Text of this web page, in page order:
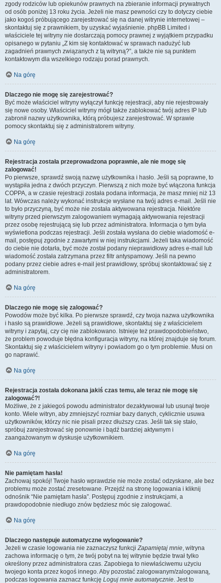
zgody rodziców lub opiekunów prawnych na zbieranie informacji prywatnych
od osób poniżej 13 roku życia. Jeżeli nie masz pewności czy to dotyczy ciebie
jako kogoś próbującego zarejestrować się na danej witrynie internetowej –
skontaktuj się z prawnikiem, by uzyskać wyjaśnienie. phpBB Limited i
właściciele tej witryny nie dostarczają pomocy prawnej z wyjątkiem przypadku
opisanego w pytaniu „Z kim się kontaktować w sprawach nadużyć lub
zagadnień prawnych związanych z tą witryną?”, a także nie są punktem
kontaktowym dla wszelkiego rodzaju porad prawnych.
Na górę
Dlaczego nie mogę się zarejestrować?
Być może właściciel witryny wyłączył funkcję rejestracji, aby nie rejestrowały
się nowe osoby. Właściciel witryny mógł także zablokować twój adres IP lub
zabronił nazwy użytkownika, którą próbujesz zarejestrować. W sprawie
pomocy skontaktuj się z administratorem witryny.
Na górę
Rejestracja została przeprowadzona poprawnie, ale nie mogę się
zalogować!
Po pierwsze, sprawdź swoją nazwę użytkownika i hasło. Jeśli są poprawne, to
wystąpiła jedna z dwóch przyczyn. Pierwszą z nich może być włączona funkcja
COPPA, a w czasie rejestracji została podana informacja, że masz mniej niż 13
lat. Wówczas należy wykonać instrukcje wysłane na twój adres e-mail. Jeśli nie
to było przyczyną, być może nie została aktywowana rejestracja. Niektóre
witryny przed pierwszym zalogowaniem wymagają aktywowania rejestracji
przez osobę rejestrującą się lub przez administratora. Informacja o tym była
wyświetlona podczas rejestracji. Jeśli została wysłana do ciebie wiadomość e-
mail, postępuj zgodnie z zawartymi w niej instrukcjami. Jeżeli taka wiadomość
do ciebie nie dotarła, być może został podany nieprawidłowy adres e-mail lub
wiadomość została zatrzymana przez filtr antyspamowy. Jeśli na pewno
podany przez ciebie adres e-mail jest prawidłowy, spróbuj skontaktować się z
administratorem.
Na górę
Dlaczego nie mogę się zalogować?
Powodów może być kilka. Po pierwsze sprawdź, czy twoja nazwa użytkownika
i hasło są prawidłowe. Jeżeli są prawidłowe, skontaktuj się z właścicielem
witryny i zapytaj, czy cię nie zablokowano. Istnieje też prawdopodobieństwo,
że problem powoduje błędna konfiguracja witryny, na której znajduje się forum.
Skontaktuj się z właścicielem witryny i powiadom go o tym problemie. Musi on
go naprawić.
Na górę
Rejestracja została dokonana jakiś czas temu, ale teraz nie mogę się
zalogować?!
Możliwe, że z jakiegoś powodu administrator dezaktywował lub usunął twoje
konto. Wiele witryn, aby zmniejszyć rozmiar bazy danych, cyklicznie usuwa
użytkowników, którzy nic nie pisali przez dłuższy czas. Jeśli tak się stało,
spróbuj zarejestrować się ponownie i bądź bardziej aktywnym i
zaangażowanym w dyskusje użytkownikiem.
Na górę
Nie pamiętam hasła!
Zachowaj spokój! Twoje hasło wprawdzie nie może zostać odzyskane, ale bez
problemu może zostać zresetowane. Przejdź na stronę logowania i kliknij
odnośnik “Nie pamiętam hasła”. Postępuj zgodnie z instrukcjami, a
prawdopodobnie niedługo znów będziesz móc się zalogować.
Na górę
Dlaczego następuje automatyczne wylogowanie?
Jeżeli w czasie logowania nie zaznaczysz funkcjiZapamiętaj mnie, witryna
zachowa informację o tym, że twój pobyt na tej witrynie będzie trwał tylko
określony przez administratora czas. Zapobiega to niewłaściwemu użyciu
twojego konta przez kogoś innego. Aby pozostać zalogowanym/zalogowaną,
podczas logowania zaznacz funkcję Loguj mnie automatycznie. Jest to